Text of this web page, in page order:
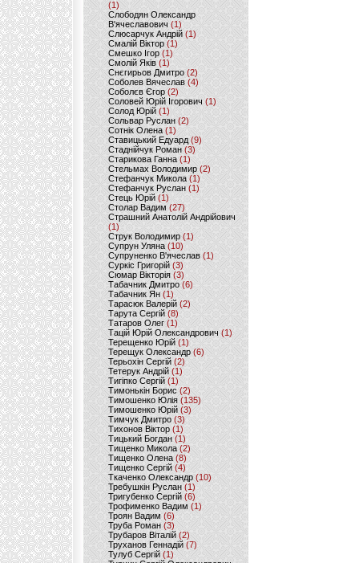
(1)
Слободян Олександр
В'ячеславович(1)
Слюсарчук Андрій(1)
Смалій Віктор (1)
Смешко Ігор (1)
Смолій Яків (1)
Снєгирьов Дмитро (2)
Соболев Вячеслав (4)
Соболєв Єгор(2)
Соловей Юрій Ігорович (1)
Солод Юрій (1)
Сольвар Руслан (2)
Сотнік Олена(1)
Ставицький Едуард (9)
Стаднійчук Роман(3)
Старикова Ганна (1)
Стельмах Володимир(2)
Стефанчук Микола (1)
Стефанчук Руслан (1)
Стець Юрій (1)
Столар Вадим(27)
Страшний Анатолій Андрійович
(1)
Струк Володимир (1)
Супрун Уляна (10)
Супруненко В'ячеслав (1)
Суркіс Григорій (3)
Сюмар Вікторія (3)
Табачник Дмитро (6)
Табачник Ян(1)
Тарасюк Валерій (2)
Тарута Сергій (8)
Татаров Олег(1)
Тацій Юрій Олександрович(1)
Терещенко Юрій(1)
Терещук Олександр(6)
Терьохін Сергій (2)
Тетерук Андрій (1)
Тигіпко Сергій(1)
Тимонькін Борис (2)
Тимошенко Юлія (135)
Тимошенко Юрій(3)
Тимчук Дмитро (3)
Тихонов Віктор (1)
Тицький Богдан (1)
Тищенко Микола (2)
Тищенко Олена (8)
Тищенко Сергій (4)
Ткаченко Олександр (10)
Требушкін Руслан (1)
Тригубенко Сергій(6)
Трофименко Вадим (1)
Троян Вадим (6)
Труба Роман(3)
Трубаров Віталій (2)
Труханов Геннадій (7)
Тулуб Сергій(1)